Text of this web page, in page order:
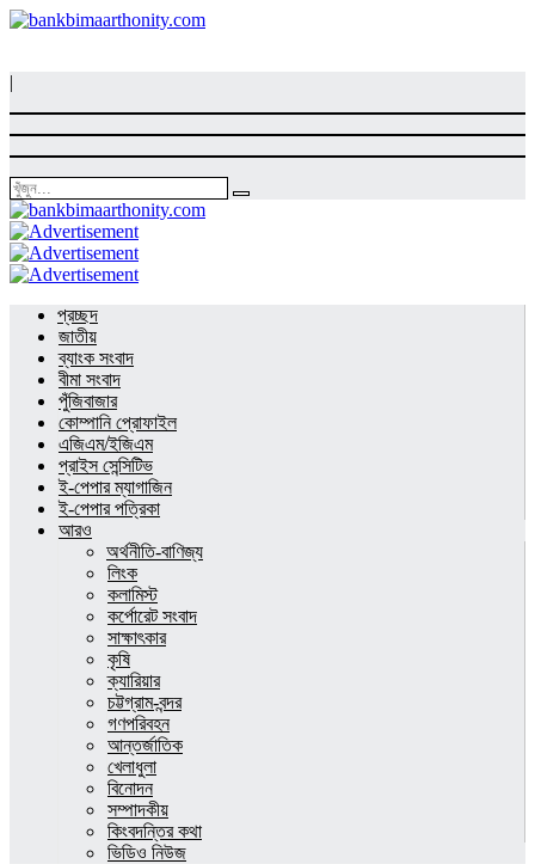
|
প্রচ্ছদ
জাতীয়
ব্যাংক সংবাদ
বীমা সংবাদ
পুঁজিবাজার
কোম্পানি প্রোফাইল
এজিএম/ইজিএম
প্রাইস সেন্সিটিভ
ই-পেপার ম্যাগাজিন
ই-পেপার পত্রিকা
আরও
অর্থনীতি-বাণিজ্য
লিংক
কলামিস্ট
কর্পোরেট সংবাদ
সাক্ষাৎকার
কৃষি
ক্যারিয়ার
চট্টগ্রাম-বন্দর
গণপরিবহন
আন্তর্জাতিক
খেলাধুলা
বিনোদন
সম্পাদকীয়
কিংবদন্তির কথা
ভিডিও নিউজ